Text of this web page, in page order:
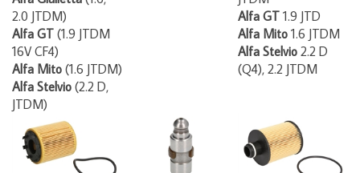
2.0 JTDM)
Alfa GT (1.9 JTDM
16V CF4)
Alfa Mito (1.6 JTDM)
Alfa Stelvio (2.2 D,
JTDM)
Alfa GT 1.9 JTD
Alfa Mito
1.6 JTDM
Alfa Stelvio 2.2 D
(Q4), 2.2 JTDM